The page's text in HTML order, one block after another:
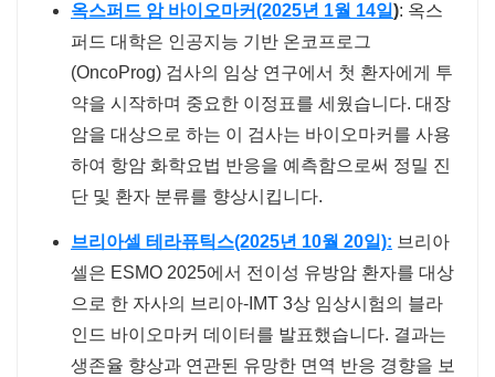
옥스퍼드 암 바이오마커(2025년 1월 14일): 옥스
퍼드 대학은 인공지능 기반 온코프로그
(OncoProg) 검사의 임상 연구에서 첫 환자에게 투
약을 시작하며 중요한 이정표를 세웠습니다. 대장
암을 대상으로 하는 이 검사는 바이오마커를 사용
하여 항암 화학요법 반응을 예측함으로써 정밀 진
단 및 환자 분류를 향상시킵니다.
브리아셀 테라퓨틱스(2025년 10월 20일): 브리아
셀은 ESMO 2025에서 전이성 유방암 환자를 대상
으로 한 자사의 브리아-IMT 3상 임상시험의 블라
인드 바이오마커 데이터를 발표했습니다. 결과는
생존율 향상과 연관된 유망한 면역 반응 경향을 보